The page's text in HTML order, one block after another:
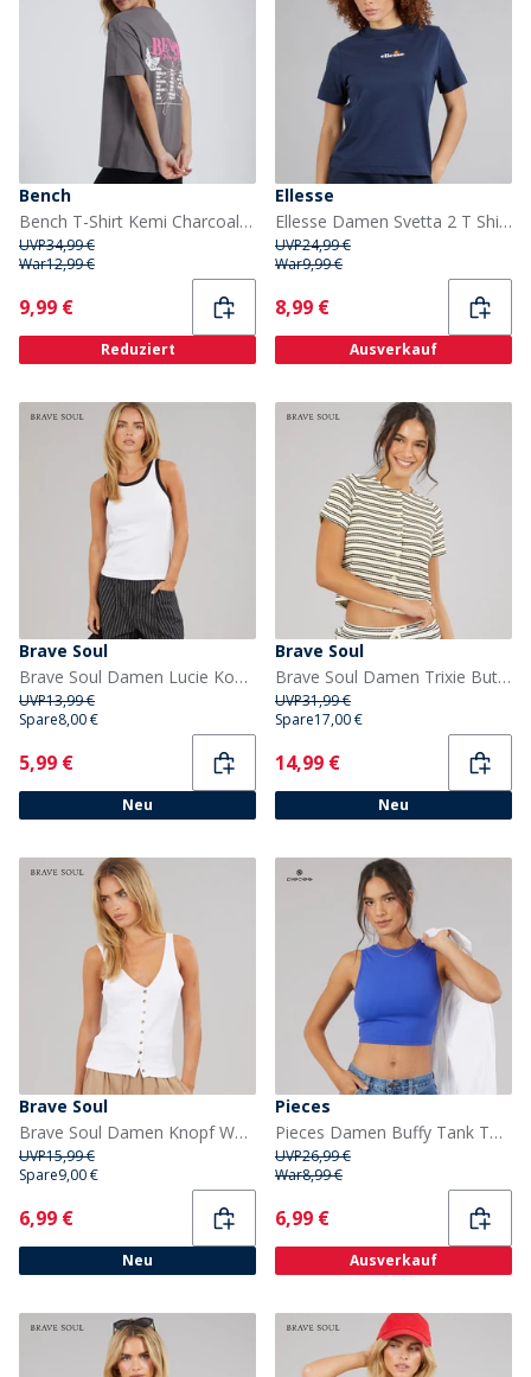
Bench
Bench T-Shirt Kemi Charcoal Damen
UVP34,99 €
War12,99 €
Current
9,99 €
Reduziert
Ellesse
Ellesse Damen Svetta 2 T Shirt Navy
UVP24,99 €
War9,99 €
Current
8,99 €
Ausverkauf
Brave Soul
Brave Soul Damen Lucie Kontrast Weste Weiß/Schwarz
UVP13,99 €
Spare8,00 €
Current
5,99 €
Neu
Brave Soul
Brave Soul Damen Trixie Button Down T Shirt Cream/Schwarz
UVP31,99 €
Spare17,00 €
Current
14,99 €
Neu
Brave Soul
Brave Soul Damen Knopf Weste Weiß White
UVP15,99 €
Spare9,00 €
Current
6,99 €
Neu
Pieces
Pieces Damen Buffy Tank Top Bluing
UVP26,99 €
War8,99 €
Current
6,99 €
Ausverkauf